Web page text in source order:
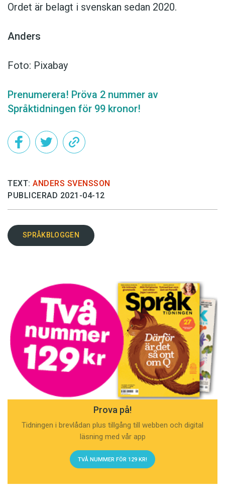
Ordet är belagt i svenskan sedan 2020.
Anders
Foto: Pixabay
Prenumerera! Pröva 2 nummer av
Språktidningen för 99 kronor!
TEXT: ANDERS SVENSSON
PUBLICERAD 2021-04-12
SPRÅKBLOGGEN
Prova på!
Tidningen i brevlådan plus tillgång till webben och digital
läsning med vår app
TVÅ NUMMER FÖR 129 KR!